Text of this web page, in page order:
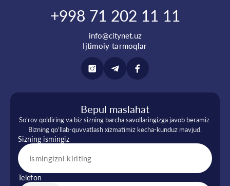
+998 71 202 11 11
info@citynet.uz
Ijtimoiy tarmoqlar
Bepul maslahat
So‘rov qoldiring va biz sizning barcha savollaringizga javob beramiz.
Bizning qo‘llab-quvvatlash xizmatimiz kecha-kunduz mavjud.
Sizning ismingiz
Telefon